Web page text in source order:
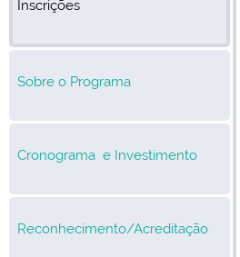
Inscrições
Sobre o Programa
Cronograma e Investimento
Reconhecimento/Acreditação